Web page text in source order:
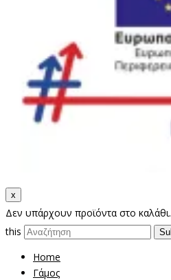
x
Δεν υπάρχουν προϊόντα στο καλάθι.
this
Home
Γάμος